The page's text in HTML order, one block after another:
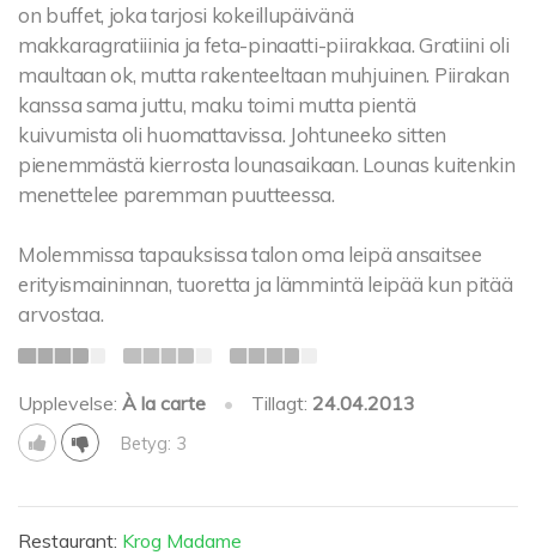
on buffet, joka tarjosi kokeillupäivänä
makkaragratiiinia ja feta-pinaatti-piirakkaa. Gratiini oli
maultaan ok, mutta rakenteeltaan muhjuinen. Piirakan
kanssa sama juttu, maku toimi mutta pientä
kuivumista oli huomattavissa. Johtuneeko sitten
pienemmästä kierrosta lounasaikaan. Lounas kuitenkin
menettelee paremman puutteessa.
Molemmissa tapauksissa talon oma leipä ansaitsee
erityismaininnan, tuoretta ja lämmintä leipää kun pitää
arvostaa.
Upplevelse: À la carte • Tillagt: 24.04.2013
Betyg: 3
Restaurant: Krog Madame